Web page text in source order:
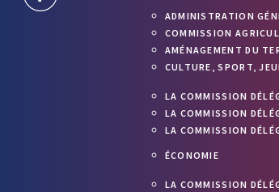
ADMINISTRATION
COMMISSION
AMÉNAGEMENT DU
CULTURE, SPORT,
LA COMMISSION
LA COMMISSION
LA COMMISSION
ÉCONOMIE
LA COMMISSION